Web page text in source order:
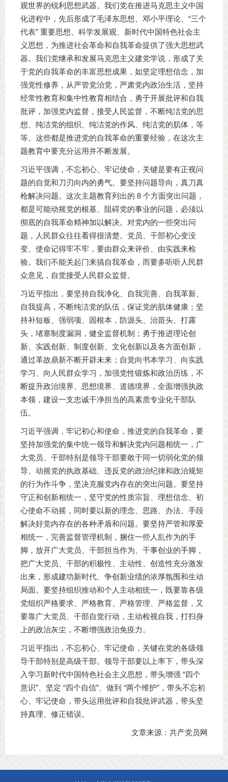
观世界的锐利思想武器。我们党在推进马克思主义中国
化进程中，先后形成了毛泽东思想、邓小平理论、“三个
代表” 重要思想、科学发展观、新时代中国特色社会主
义思想，为推进社会革命和自我革命提供了强大思想武
器。我们党继承和发展马克思主义建党学说，形成了关
于党的自我革命的丰富思想成果，如坚定理想信念，加
强党性修养，从严管党治党，严肃党内政治生活，坚持
经常性教育和集中性教育相结合，勇于开展批评和自我
批评，加强党内监督，接受人民监督，不断纯洁党的思
想、纯洁党的组织、纯洁党的作风、纯洁党的肌体，等
等。这些都是推进党的自我革命的重要经验，在这次主
题教育中要充分运用并不断发展。
习近平强调，不忘初心、牢记使命，关键是要有正视问
题的自觉和刀刃向内的勇气。要坚持问题导向，真刀真
枪解决问题。这次主题教育列出的 8 个方面突出问题，
都是可能动摇党的根基、阻碍党的事业的问题，必须以
彻底的自我革命精神加以解决。对党内的一些突出问
题，人民群众往往看得很清楚。党员、干部初心变没
变、使命记得牢不牢，要由群众来评价、由实践来检
验。我们不能关起门来搞自我革命，而要多听听人民群
众意见，自觉接受人民群众监督。
习近平指出，要坚持自我净化、自我完善、自我革新、
自我提高，不断纯洁党的队伍，保证党的肌体健康；坚
持补短板、强弱项、固根本，防源头、治苗头、打露
头，堵塞制度漏洞，健全监督机制；勇于推进理论创
新、实践创新、制度创新、文化创新以及各方面创新，
通过革故鼎新不断开辟未来；自觉向书本学习、向实践
学习、向人民群众学习，加强党性锻炼和政治历练，不
断提升政治境界、思想境界、道德境界，全面增强执政
本领，建设一支忠诚干净担当的高素质专业化干部队
伍。
习近平强调，牢记初心和使命，推进党的自我革命，要
坚持加强党的集中统一领导和解决党内问题相统一，广
大党员、干部特别是领导干部要敢于同一切弱化党的领
导、动摇党的执政基础、违反党的政治纪律和政治规矩
的行为作斗争，坚决克服党内存在的突出问题。要坚持
守正和创新相统一，坚守党的性质宗旨、理想信念、初
心使命不动摇，同时要以新的理念、思路、办法、手段
解决好党内存在的各种矛盾和问题。要坚持严管和厚爱
相统一，完善监督管理机制，捆住一些人乱作为的手
脚，放开广大党员、干部担当作为、干事创业的手脚，
把广大党员、干部的积极性、主动性、创造性充分激发
出来，形成建功新时代、争创新业绩的浓厚氛围和生动
局面。要坚持组织推动和个人主动相统一，既要靠各级
党组织严格要求、严格教育、严格管理、严格监督，又
要靠广大党员、干部自觉行动，主动检视自我，打扫身
上的政治灰尘，不断增强政治免疫力。
习近平指出，不忘初心、牢记使命，关键在党的各级领
导干部特别是高级干部。领导干部要以上率下，带头深
入学习新时代中国特色社会主义思想，带头增强 “四个
意识”、坚定 “四个自信”、做到 “两个维护”，带头不忘初
心、牢记使命，带头运用批评和自我批评武器，带头坚
持真理、修正错误。
文章来源：共产党员网